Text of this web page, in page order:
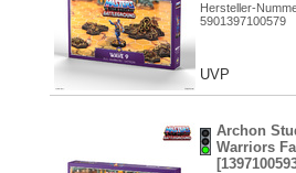
Hersteller-
5901397100579
UVP
Archon
Warriors